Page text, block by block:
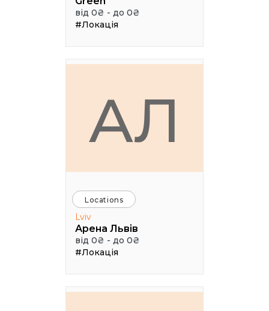
від 0₴ - до 0₴
#Локація
АЛ
Locations
Lviv
Арена Львів
від 0₴ - до 0₴
#Локація